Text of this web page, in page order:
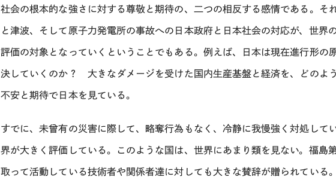
社会の根本的な強さに対する尊敬と期待の、二つの相反する感情である。そ
と津波、そして原子力発電所の事故への日本政府と日本社会の対応が、世界
評価の対象となっていくということでもある。例えば、日本は現在進行形の
決していくのか？ 大きなダメージを受けた国内生産基盤と経済を、どのよ
不安と期待で日本を見ている。
すでに、未曾有の災害に際して、略奪行為もなく、冷静に我慢強く対処して
界が大きく評価している。このような国は、世界にあまり類を見ない。福島
取って活動している技術者や関係者達に対しても大きな賛辞が贈られている